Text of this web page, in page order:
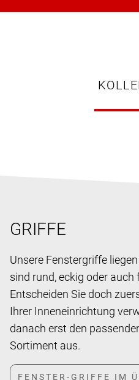
GRIFFE
Unsere Fenstergriffe
sind rund, eckig oder auch
Entscheiden Sie doch
Ihrer Inneneinrichtung
danach erst den
Sortiment aus.